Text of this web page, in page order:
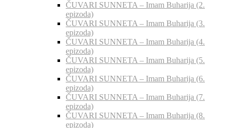
ČUVARI SUNNETA – Imam Buharija (2.
epizoda)
ČUVARI SUNNETA – Imam Buharija (3.
epizoda)
ČUVARI SUNNETA – Imam Buharija (4.
epizoda)
ČUVARI SUNNETA – Imam Buharija (5.
epizoda)
ČUVARI SUNNETA – Imam Buharija (6.
epizoda)
ČUVARI SUNNETA – Imam Buharija (7.
epizoda)
ČUVARI SUNNETA – Imam Buharija (8.
epizoda)